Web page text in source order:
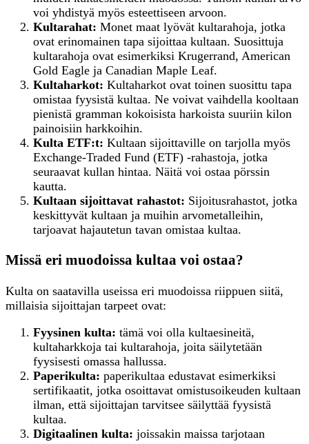
voi yhdistyä myös esteettiseen arvoon.
Kultarahat: Monet maat lyövät kultarahoja, jotka
ovat erinomainen tapa sijoittaa kultaan. Suosittuja
kultarahoja ovat esimerkiksi Krugerrand, American
Gold Eagle ja Canadian Maple Leaf.
Kultaharkot: Kultaharkot ovat toinen suosittu tapa
omistaa fyysistä kultaa. Ne voivat vaihdella kooltaan
pienistä gramman kokoisista harkoista suuriin kilon
painoisiin harkkoihin.
Kulta ETF:t: Kultaan sijoittaville on tarjolla myös
Exchange-Traded Fund (ETF) -rahastoja, jotka
seuraavat kullan hintaa. Näitä voi ostaa pörssin
kautta.
Kultaan sijoittavat rahastot: Sijoitusrahastot, jotka
keskittyvät kultaan ja muihin arvometalleihin,
tarjoavat hajautetun tavan omistaa kultaa.
Missä eri muodoissa kultaa voi ostaa?
Kulta on saatavilla useissa eri muodoissa riippuen siitä,
millaisia sijoittajan tarpeet ovat:
Fyysinen kulta: tämä voi olla kultaesineitä,
kultaharkkoja tai kultarahoja, joita säilytetään
fyysisesti omassa hallussa.
Paperikulta: paperikultaa edustavat esimerkiksi
sertifikaatit, jotka osoittavat omistusoikeuden kultaan
ilman, että sijoittajan tarvitsee säilyttää fyysistä
kultaa.
Digitaalinen kulta: joissakin maissa tarjotaan